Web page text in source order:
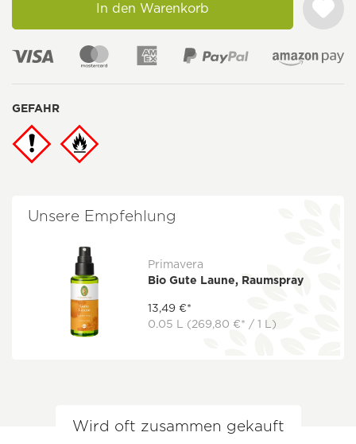
In den Warenkorb
GEFAHR
Unsere Empfehlung
Primavera
Bio Gute Laune, Raumspray
13,49 €*
0.05 L (269,80 €* / 1 L)
Wird oft zusammen gekauft